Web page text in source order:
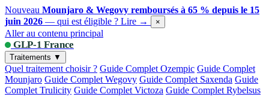
Nouveau Mounjaro & Wegovy remboursés à 65 % depuis le 15
juin 2026 — qui est éligible ? Lire → ×
Aller au contenu principal
GLP-1 France
Traitements ▼
Quel traitement choisir ? Guide Complet Ozempic Guide Complet
Mounjaro Guide Complet Wegovy Guide Complet Saxenda Guide
Complet Trulicity Guide Complet Victoza Guide Complet Rybelsus